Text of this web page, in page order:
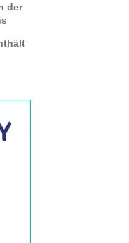
der